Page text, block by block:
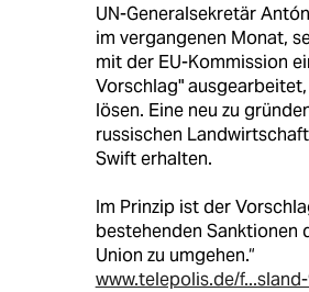
UN-Generalsekretär
im vergangenen Monat,
mit der EU-Kommission
Vorschlag"
lösen. Eine neu zu
russischen
Swift erhalten.
Im Prinzip ist der
bestehenden Sanktionen
Union zu umgehen.“
www.telepolis.de/